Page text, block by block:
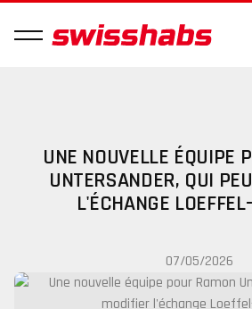
UNE NOUVELLE ÉQUIPE
UNTERSANDER, QUI
L'ÉCHANGE
07/05/2026